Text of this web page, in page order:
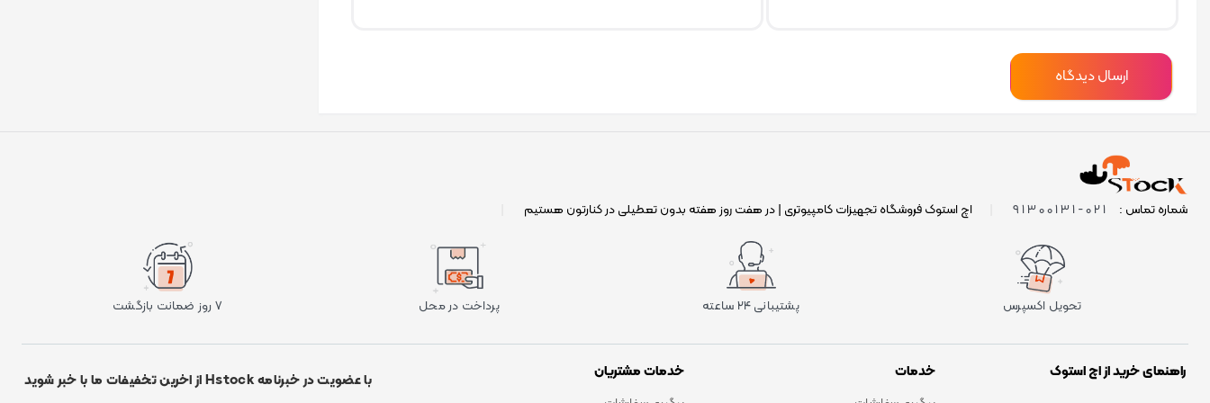
شماره تماس : 021-91300131 اچ استوک فروشگاه تجهیزات کامپیوتری | در هفت روز هفته بدون تعطیلی در کنارتون هستیم
تحویل اکسپرس پشتیبانی ۲۴ ساعته پرداخت در محل ۷ روز ضمانت بازگشت
راهنمای خرید از اچ استوک خدمات خدمات مشتریان با عضویت در خبرنامه Hstock از اخرین تخفیفات ما با خبر شوید